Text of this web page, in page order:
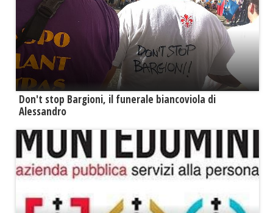
Don't stop Bargioni, il funerale biancoviola di
Alessandro